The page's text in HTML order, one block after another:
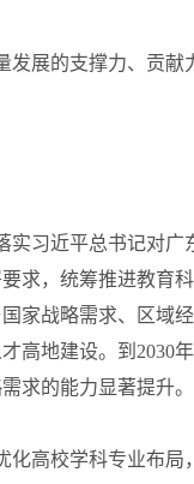
展的支撑力、贡献
习近平总书记对广
求，统筹推进教育
家战略需求、区域
高地建设。到2030
求的能力显著提升。
高校学科专业布局